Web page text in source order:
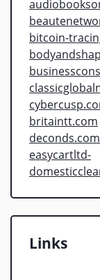
bitcoin-
britaintt.com
deconds.com
easycartltd-
Links